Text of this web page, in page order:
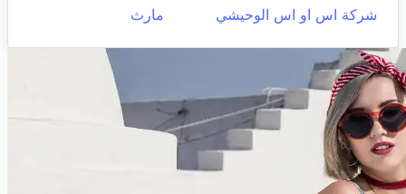
شركة اس او اس الوحيشي
مارث